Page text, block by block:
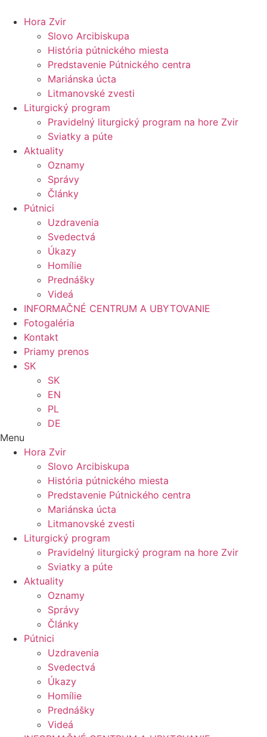
Hora Zvir
Slovo Arcibiskupa
História pútnického miesta
Predstavenie Pútnického centra
Mariánska úcta
Litmanovské zvesti
Liturgický program
Pravidelný liturgický program na hore Zvir
Sviatky a púte
Aktuality
Oznamy
Správy
Články
Pútnici
Uzdravenia
Svedectvá
Úkazy
Homílie
Prednášky
Videá
INFORMAČNÉ CENTRUM A UBYTOVANIE
Fotogaléria
Kontakt
Priamy prenos
SK
SK
EN
PL
DE
Menu
Hora Zvir
Slovo Arcibiskupa
História pútnického miesta
Predstavenie Pútnického centra
Mariánska úcta
Litmanovské zvesti
Liturgický program
Pravidelný liturgický program na hore Zvir
Sviatky a púte
Aktuality
Oznamy
Správy
Články
Pútnici
Uzdravenia
Svedectvá
Úkazy
Homílie
Prednášky
Videá